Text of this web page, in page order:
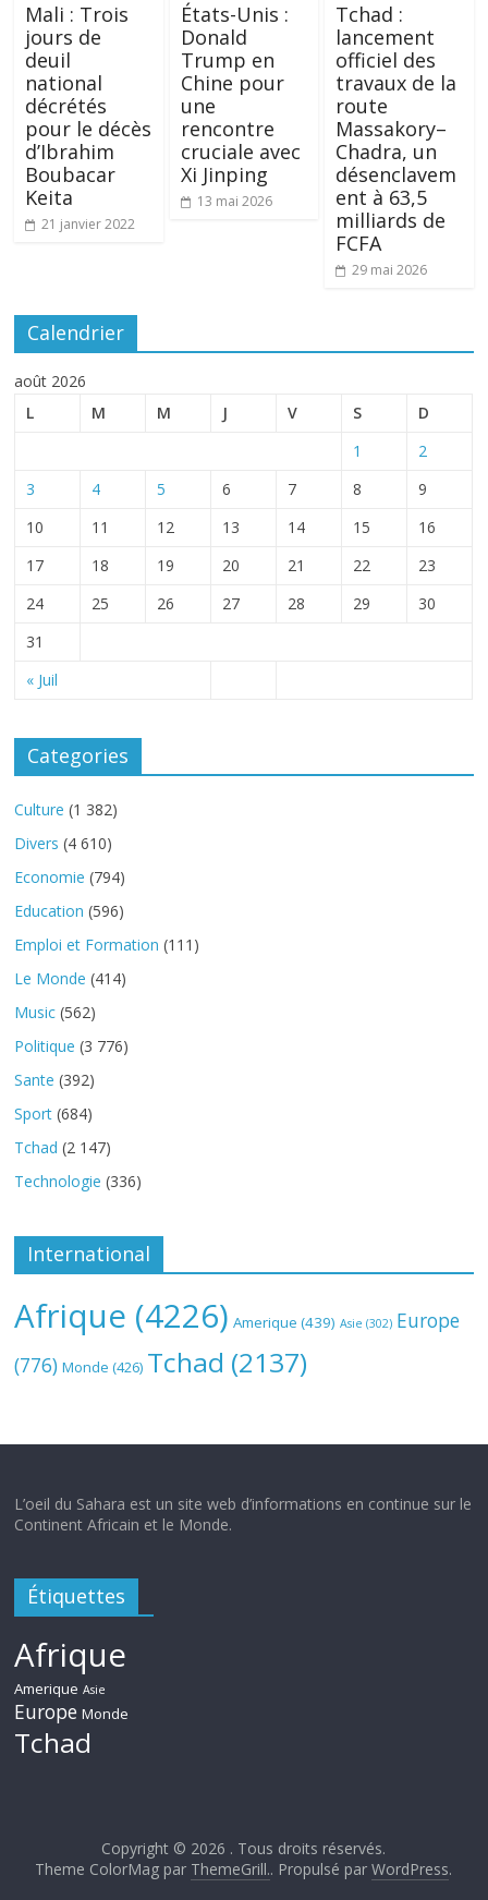
Mali : Trois
jours de
deuil
national
décrétés
pour le décès
d’Ibrahim
Boubacar
Keita
21 janvier 2022
États-Unis :
Donald
Trump en
Chine pour
une
rencontre
cruciale avec
Xi Jinping
13 mai 2026
Tchad :
lancement
officiel des
travaux de la
route
Massakory–
Chadra, un
désenclavem
ent à 63,5
milliards de
FCFA
29 mai 2026
Calendrier
août 2026
L
M M J V S D
« Juil
1
2
3
4 5 6 7 8
9
10
11 12 13 14 15
16
17
18 19 20 21 22
23
24
25 26 27 28 29
30
31
Categories
Culture (1 382)
Divers (4 610)
Economie (794)
Education (596)
Emploi et Formation (111)
Le Monde (414)
Music (562)
Politique (3 776)
Sante (392)
Sport (684)
Tchad (2 147)
Technologie (336)
International
Afrique (4226) Amerique (439) Asie (302) Europe
(776) Monde (426) Tchad (2137)
L’oeil du Sahara est un site web d’informations en continue sur le
Continent Africain et le Monde.
Étiquettes
Afrique
Amerique Asie
Europe Monde
Tchad
Copyright © 2026 . Tous droits réservés.
Theme ColorMag par ThemeGrill.. Propulsé parWordPress.